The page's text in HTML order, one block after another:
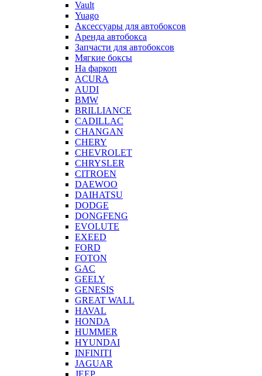
Vault
Yuago
Аксессуары для автобоксов
Аренда автобокса
Запчасти для автобоксов
Мягкие боксы
На фаркоп
ACURA
AUDI
BMW
BRILLIANCE
CADILLAC
CHANGAN
CHERY
CHEVROLET
CHRYSLER
CITROEN
DAEWOO
DAIHATSU
DODGE
DONGFENG
EVOLUTE
EXEED
FORD
FOTON
GAC
GEELY
GENESIS
GREAT WALL
HAVAL
HONDA
HUMMER
HYUNDAI
INFINITI
JAGUAR
JEEP